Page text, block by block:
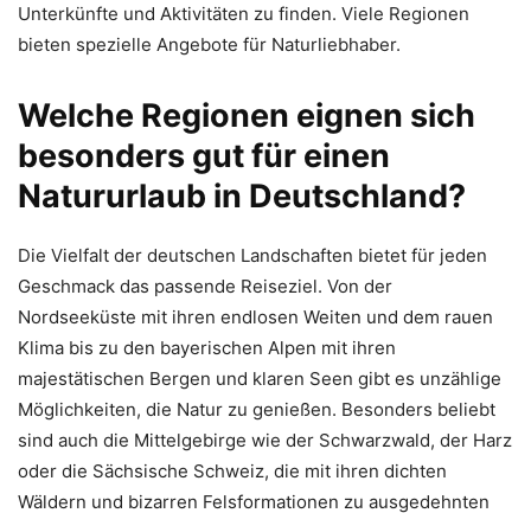
Unterkünfte und Aktivitäten zu finden. Viele Regionen
bieten spezielle Angebote für Naturliebhaber.
Welche Regionen eignen sich
besonders gut für einen
Natururlaub in Deutschland?
Die Vielfalt der deutschen Landschaften bietet für jeden
Geschmack das passende Reiseziel. Von der
Nordseeküste mit ihren endlosen Weiten und dem rauen
Klima bis zu den bayerischen Alpen mit ihren
majestätischen Bergen und klaren Seen gibt es unzählige
Möglichkeiten, die Natur zu genießen. Besonders beliebt
sind auch die Mittelgebirge wie der Schwarzwald, der Harz
oder die Sächsische Schweiz, die mit ihren dichten
Wäldern und bizarren Felsformationen zu ausgedehnten